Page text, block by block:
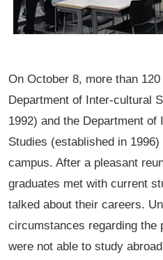
On October 8, more than
Department of Inter-cultural
1992) and the Department of
Studies (established in
campus. After a pleasant
graduates met with current
talked about their careers.
circumstances regarding the
were not able to study